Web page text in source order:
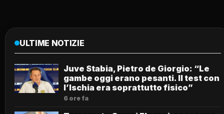
ULTIME NOTIZIE
Juve Stabia, Pietro de Giorgio: “Le
gambe oggi erano pesanti. Il test con
l’Ischia era soprattutto fisico”
6 ore fa